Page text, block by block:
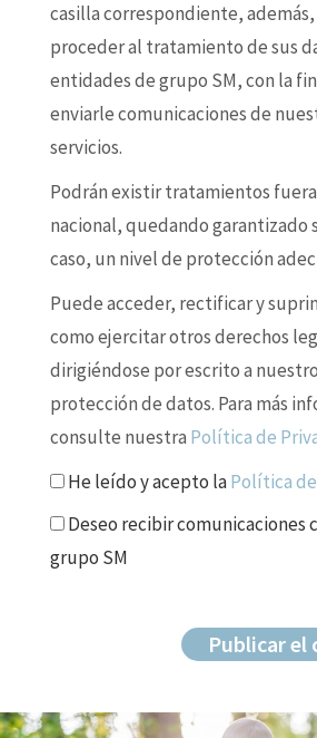
casilla correspondiente,
proceder al tratamiento de sus
entidades de grupo SM, con la
enviarle comunicaciones de
servicios.
Podrán existir tratamientos
nacional, quedando garantizado
caso, un nivel de protección
Puede acceder, rectificar y
como ejercitar otros derechos
dirigiéndose por escrito a
protección de datos. Para más
consulte nuestra Política de
He leído y acepto laPolítica
Deseo recibir comunicaciones
grupo SM